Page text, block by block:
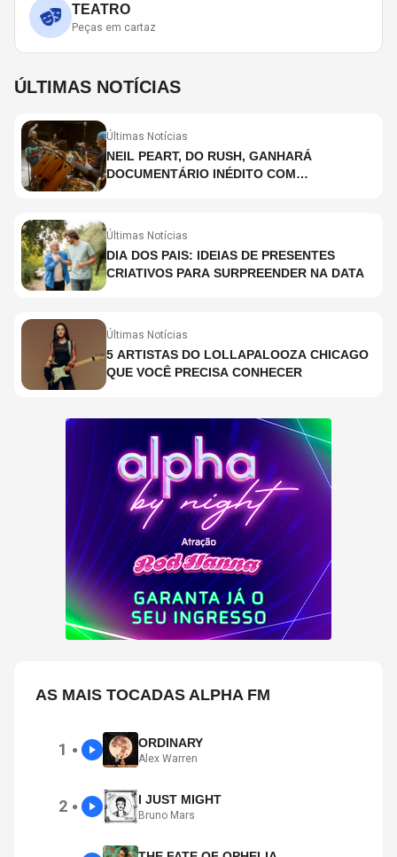
TEATRO
Peças em cartaz
ÚLTIMAS NOTÍCIAS
Últimas Notícias
NEIL PEART, DO RUSH, GANHARÁ
DOCUMENTÁRIO INÉDITO COM
Últimas Notícias
DIA DOS PAIS: IDEIAS DE PRESENTES
CRIATIVOS PARA SURPREENDER NA DATA
Últimas Notícias
5 ARTISTAS DO LOLLAPALOOZA CHICAGO
QUE VOCÊ PRECISA CONHECER
AS MAIS TOCADAS ALPHA FM
1 ● ORDINARY
Alex Warren
2 ● I JUST MIGHT
Bruno Mars